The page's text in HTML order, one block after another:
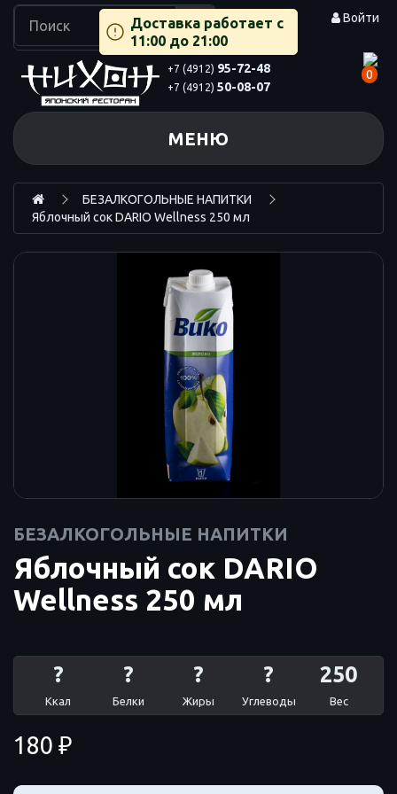
Войти
Доставка работает с
11:00 до 21:00
+7 (4912) 95-72-48
+7 (4912) 50-08-07
0
МЕНЮ
БЕЗАЛКОГОЛЬНЫЕ НАПИТКИ
Яблочный сок DARIO Wellness 250 мл
БЕЗАЛКОГОЛЬНЫЕ НАПИТКИ
Яблочный сок DARIO
Wellness 250 мл
? ? ? ? 250
Ккал Белки Жиры Углеводы Вес
180 ₽